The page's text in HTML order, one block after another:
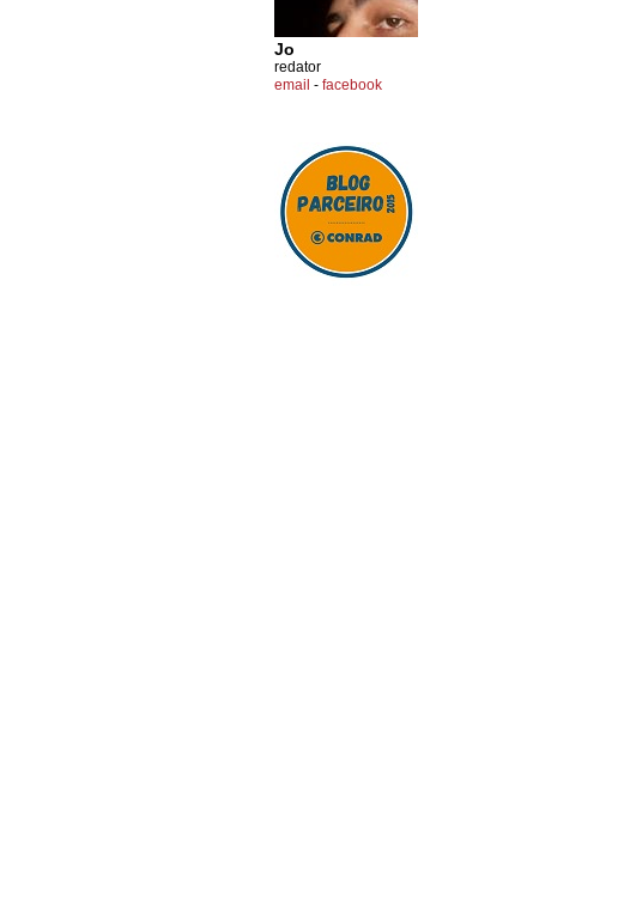
Jo
redator
email - facebook